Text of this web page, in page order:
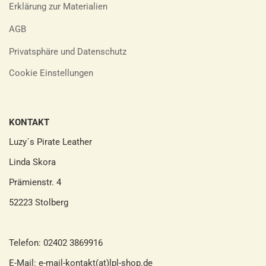
Erklärung zur Materialien
AGB
Privatsphäre und Datenschutz
Cookie Einstellungen
KONTAKT
Luzy´s Pirate Leather
Linda Skora
Prämienstr. 4
52223 Stolberg
Telefon: 02402 3869916
E-Mail: e-mail-kontakt(at)lpl-shop.de